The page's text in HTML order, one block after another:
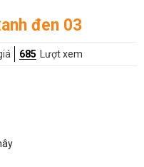
đen 03
685 Lượt xem